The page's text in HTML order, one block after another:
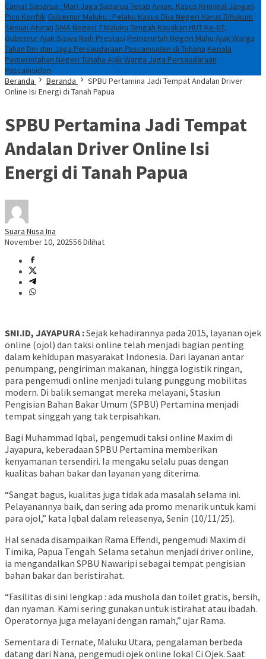
Camat Saparua : Mari Jaga Saparua Tetap Aman, Kasus Kriminal Jangan
Picu KonflikGubernur Maluku : Pelaku Kasus Dua Negeri Harus Dihukum
Sesuai Aturan SMA Negeri 7 Maluku Tengah Rayakan HUT Ke-67,
Gubernur Ajak Siswa Raih Prestasi Pemerintah Negeri Mahu Ajak Warga
Tahan Diri dan Jaga Persaudaraan Pascainsiden di Tuhaha Kepala
Pemerintahan Negeri Tuhaha Ajak Warga Jaga Persaudaraan
Pascainsiden
Beranda
Beranda
SPBU Pertamina Jadi Tempat Andalan Driver
Online Isi Energi di Tanah Papua
SPBU Pertamina Jadi Tempat
Andalan Driver Online Isi
Energi di Tanah Papua
Suara Nusa Ina
November 10, 202556 Dilihat
SNI.ID, JAYAPURA :Sejak kehadirannya pada 2015, layanan ojek
online (ojol) dan taksi online telah menjadi bagian penting
dalam kehidupan masyarakat Indonesia. Dari layanan antar
penumpang, pengiriman makanan, hingga logistik ringan,
para pengemudi online menjadi tulang punggung mobilitas
modern. Di balik semangat mereka melayani, Stasiun
Pengisian Bahan Bakar Umum (SPBU) Pertamina menjadi
tempat singgah yang tak terpisahkan.
Bagi Muhammad Iqbal, pengemudi taksi online Maxim di
Jayapura, keberadaan SPBU Pertamina memberikan
kenyamanan tersendiri. Ia mengaku selalu puas dengan
kualitas bahan bakar dan layanan yang diterima.
“Sangat bagus, kualitas juga tidak ada masalah selama ini.
Pelayanannya baik, dan sering ada promo menarik untuk kami
para ojol,” kata Iqbal dalam releasenya, Senin (10/11/25).
Hal senada disampaikan Rama Effendi, pengemudi Maxim di
Timika, Papua Tengah. Selama setahun menjadi driver online,
ia mengandalkan SPBU Nawaripi sebagai tempat pengisian
bahan bakar dan beristirahat.
“Fasilitas di sini lengkap : ada mushola dan toilet gratis, bersih,
dan nyaman. Kami sering gunakan untuk istirahat atau ibadah.
Operatornya juga melayani dengan ramah,” ujar Rama.
Sementara di Ternate, Maluku Utara, pengalaman berbeda
datang dari Nana, pengemudi ojek online lokal Ci Ojek. Saat